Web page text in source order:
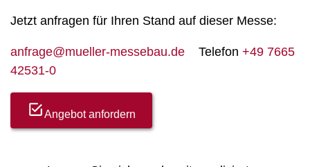
Jetzt anfragen für Ihren Stand auf dieser Messe:
anfrage@mueller-messebau.de Telefon +49 7665
42531-0
Angebot anfordern